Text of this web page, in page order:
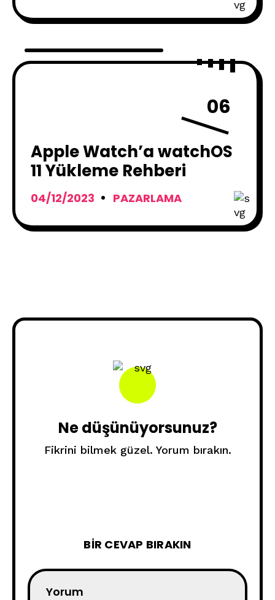
06
Apple Watch’a watchOS
11 Yükleme Rehberi
04/12/2023 PAZARLAMA
Ne düşünüyorsunuz?
Fikrini bilmek güzel. Yorum bırakın.
BIR CEVAP BIRAKIN